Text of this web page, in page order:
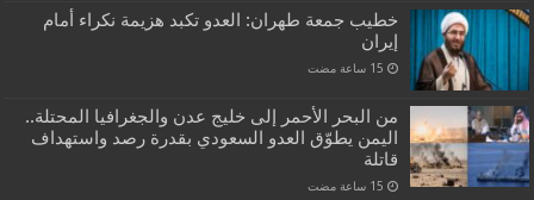
خطيب جمعة طهران: العدو تكبد هزيمة نكراء أمام
إيران
من البحر الأحمر إلى خليج عدن والجغرافيا المحتلة..
اليمن يطوّق العدو السعودي بقدرة رصد واستهداف
قاتلة